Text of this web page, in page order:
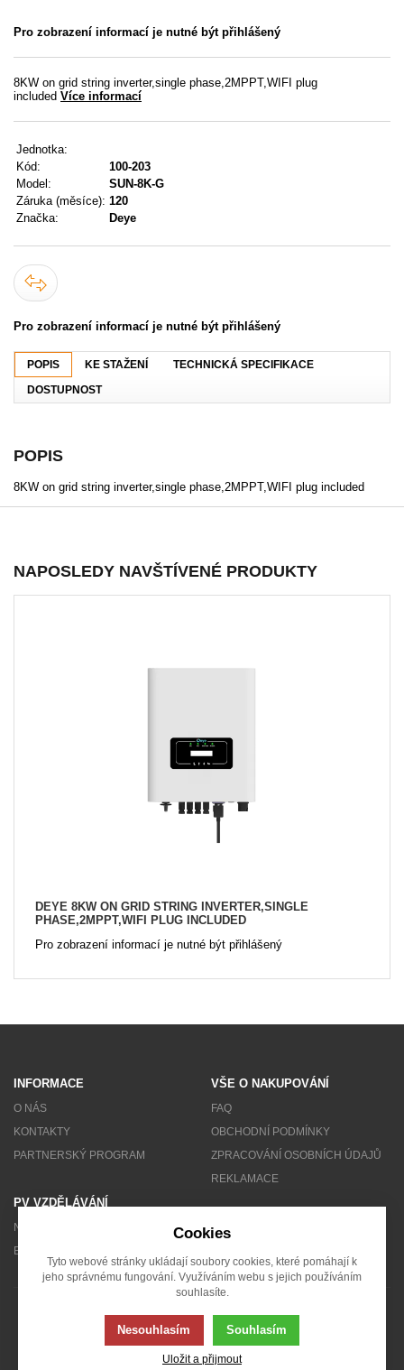
Registrace
Pro zobrazení informací je nutné být přihlášený
8KW on grid string inverter,single phase,2MPPT,WIFI plug
included Více informací
Jednotka:
Kód:
100-203
Model:
SUN‐8K‐G
Záruka (měsíce): 120
Značka:
Deye
Pro zobrazení informací je nutné být přihlášený
POPIS KE STAŽENÍ
TECHNICKÁ SPECIFIKACE
DOSTUPNOST
POPIS
8KW on grid string inverter,single phase,2MPPT,WIFI plug included
NAPOSLEDY NAVŠTÍVENÉ PRODUKTY
DEYE 8KW ON GRID STRING INVERTER,SINGLE
PHASE,2MPPT,WIFI PLUG INCLUDED
Pro zobrazení informací je nutné být přihlášený
INFORMACE
O NÁS
KONTAKTY
PARTNERSKÝ PROGRAM
VŠE O NAKUPOVÁNÍ
FAQ
OBCHODNÍ PODMÍNKY
ZPRACOVÁNÍ OSOBNÍCH ÚDAJŮ
REKLAMACE
PV VZDĚLÁVÁNÍ
NEWSLETTER
BLOG
© 2007 - 2026 Solarity s.r.o.
Cookies
Tyto webové stránky ukládají soubory cookies, které pomáhají k
jeho správnému fungování. Využíváním webu s jejich používáním
souhlasíte.
Nesouhlasím Souhlasím
Uložit a přijmout